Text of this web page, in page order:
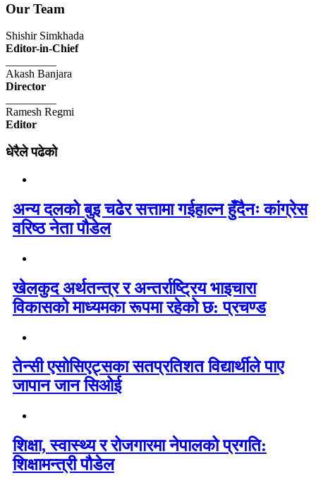
Our Team
Shishir Simkhada
Editor-in-Chief
Akash Banjara
Director
Ramesh Regmi
Editor
धेरैले पढेको
अन्य दलको बुइ चढेर सत्तामा गईहाल्न हुँदैनः कांग्रेस
वरिष्ठ नेता पौडेल
खेलकुद अर्थतन्त्र र अन्तर्राष्ट्रिय भाइचारा
विकासको माध्यमका रूपमा रहेको छ: प्रचण्ड
तेन्सी एसोसिएट्सका सतप्रतिशत विद्यार्थीले पाए
जापान जान सिओई
शिक्षा, स्वास्थ्य र रोजगारमा नेपालको प्रगति:
शिक्षामन्त्री पौडेल